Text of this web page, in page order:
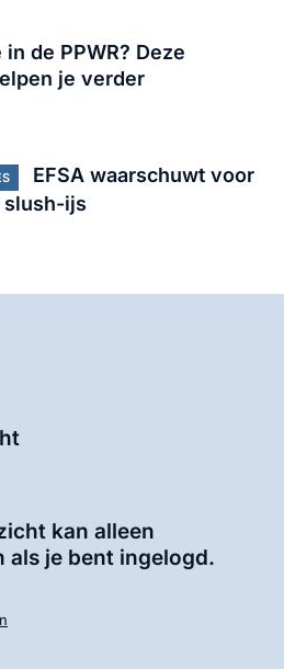
de PPWR? Deze
je verder
EFSA waarschuwt voor
ijs
kan alleen
je bent ingelogd.